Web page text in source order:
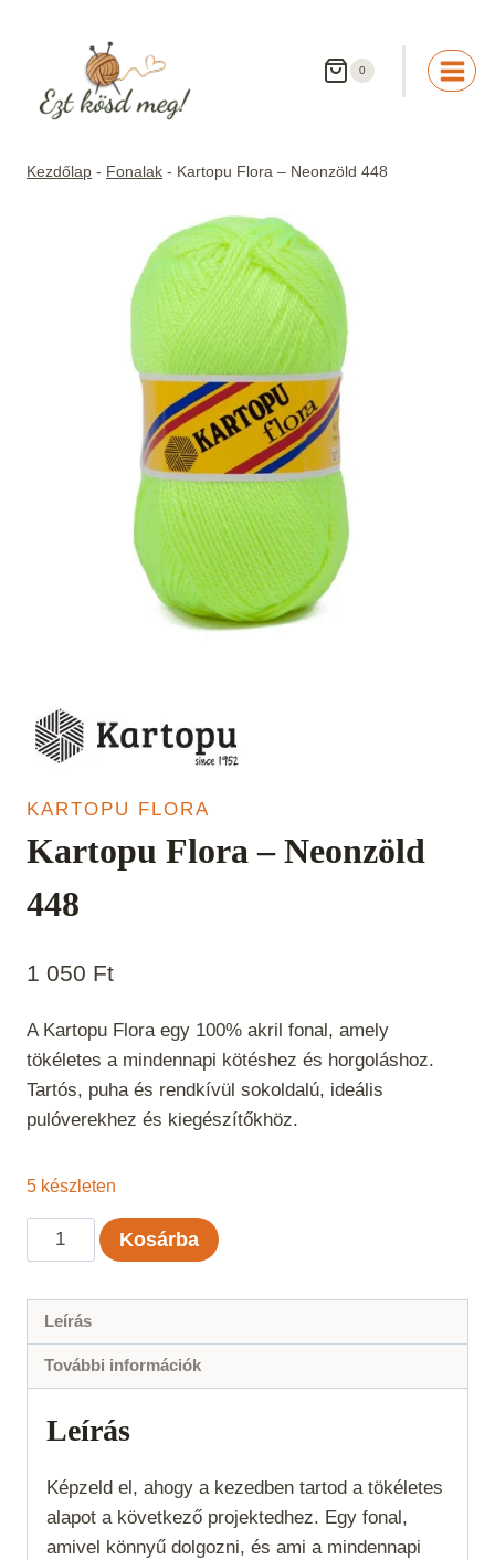
0
Kezdőlap - Fonalak - Kartopu Flora – Neonzöld 448
KARTOPU FLORA
Kartopu Flora – Neonzöld
448
1 050 Ft
A Kartopu Flora egy 100% akril fonal, amely
tökéletes a mindennapi kötéshez és horgoláshoz.
Tartós, puha és rendkívül sokoldalú, ideális
pulóverekhez és kiegészítőkhöz.
5 készleten
Kartopu
Flora
Neonzöld
448
Kosárba
Leírás
További információk
Leírás
Képzeld el, ahogy a kezedben tartod a tökéletes
alapot a következő projektedhez. Egy fonal,
amivel könnyű dolgozni, és ami a mindennapi